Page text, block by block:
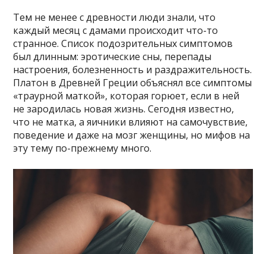
Тем не менее с древности люди знали, что
каждый месяц с дамами происходит что-то
странное. Список подозрительных симптомов
был длинным: эротические сны, перепады
настроения, болезненность и раздражительность.
Платон в Древней Греции объяснял все симптомы
«траурной маткой», которая горюет, если в ней
не зародилась новая жизнь. Сегодня известно,
что не матка, а яичники влияют на самочувствие,
поведение и даже на мозг женщины, но мифов на
эту тему по-прежнему много.